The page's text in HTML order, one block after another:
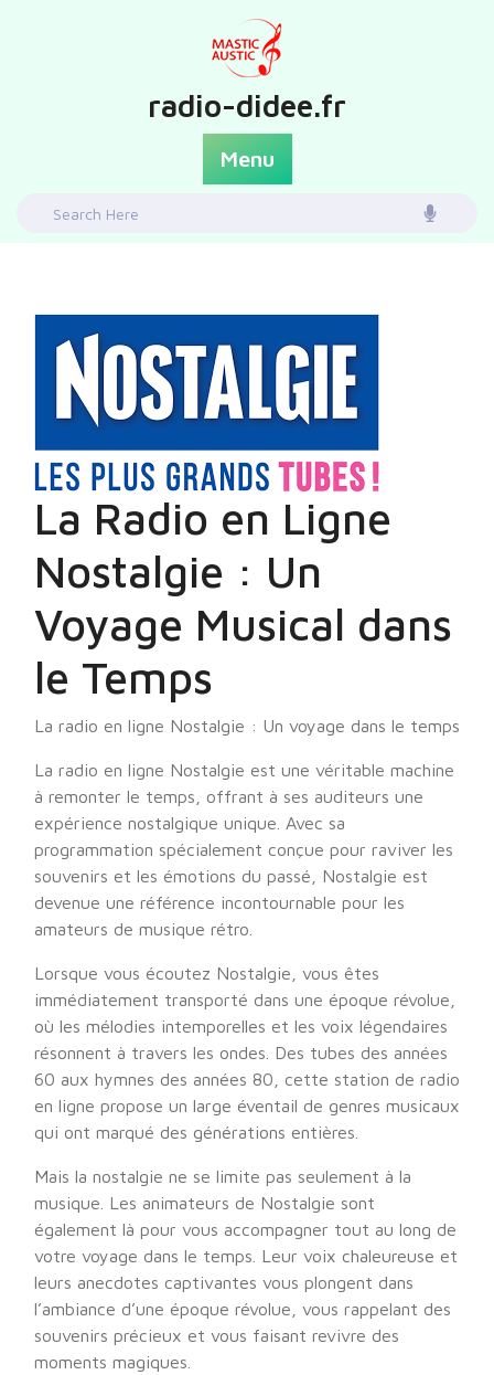
radio-didee.fr
Menu
Search
La Radio en Ligne
Nostalgie : Un
Voyage Musical dans
le Temps
La radio en ligne Nostalgie : Un voyage dans le temps
La radio en ligne Nostalgie est une véritable machine
à remonter le temps, offrant à ses auditeurs une
expérience nostalgique unique. Avec sa
programmation spécialement conçue pour raviver les
souvenirs et les émotions du passé, Nostalgie est
devenue une référence incontournable pour les
amateurs de musique rétro.
Lorsque vous écoutez Nostalgie, vous êtes
immédiatement transporté dans une époque révolue,
où les mélodies intemporelles et les voix légendaires
résonnent à travers les ondes. Des tubes des années
60 aux hymnes des années 80, cette station de radio
en ligne propose un large éventail de genres musicaux
qui ont marqué des générations entières.
Mais la nostalgie ne se limite pas seulement à la
musique. Les animateurs de Nostalgie sont
également là pour vous accompagner tout au long de
votre voyage dans le temps. Leur voix chaleureuse et
leurs anecdotes captivantes vous plongent dans
l’ambiance d’une époque révolue, vous rappelant des
souvenirs précieux et vous faisant revivre des
moments magiques.